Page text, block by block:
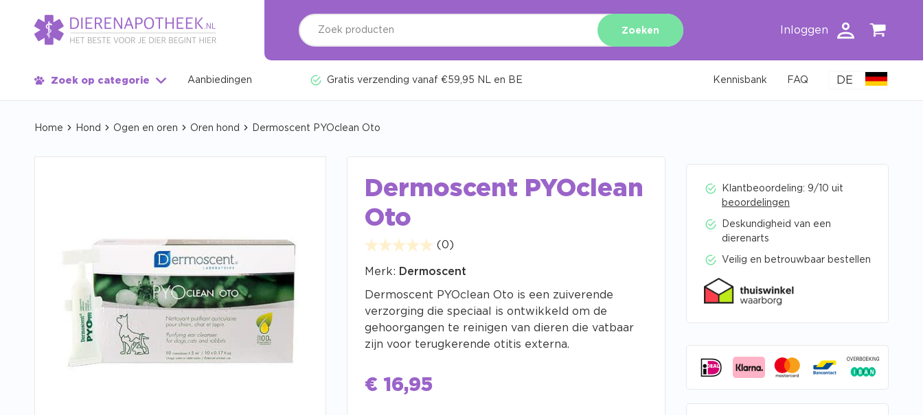
Zoeken Inloggen
Zoek op categorie Aanbiedingen Gratis verzending vanaf €59,95 NL en BE Kennisbank FAQ DE
Home Hond Ogen en oren Oren hond Dermoscent PYOclean Oto
Dermoscent PYOclean
Oto
(0)
Merk: Dermoscent
Dermoscent PYOclean Oto is een zuiverende
verzorging die speciaal is ontwikkeld om de
gehoorgangen te reinigen van dieren die vatbaar
zijn voor terugkerende otitis externa.
€ 16,95
Klantbeoordeling: 9/10 uit
beoordelingen
Deskundigheid van een
dierenarts
Veilig en betrouwbaar bestellen